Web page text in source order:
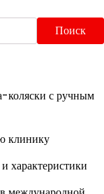
Поиск
коляски с ручным
клинику
характеристики